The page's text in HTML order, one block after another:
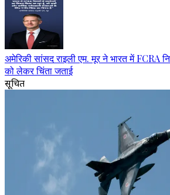
अमेरिकी सांसद राइली एम. मूर ने भारत में FCRA
को लेकर चिंता जताई
सूचित